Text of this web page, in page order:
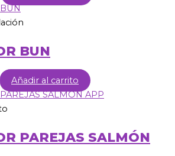
BUN
Añadir al carrito
PAREJAS SALMÓN